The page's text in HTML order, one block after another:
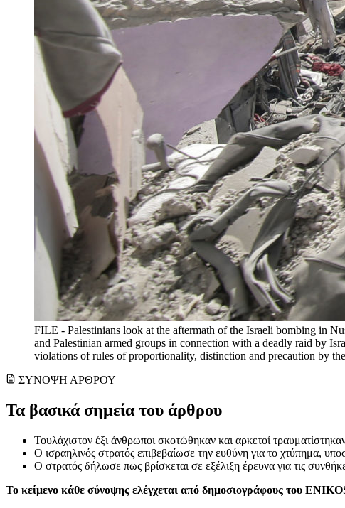
FILE - Palestinians look at the aftermath of the Israeli bombing in
and Palestinian armed groups in connection with a deadly raid by
violations of rules of proportionality, distinction and precaution by
ΣΥΝΟΨΗ ΑΡΘΡΟΥ
Τα βασικά σημεία του άρθρου
Τουλάχιστον έξι άνθρωποι σκοτώθηκαν και αρκετοί
Ο ισραηλινός στρατός επιβεβαίωσε την ευθύνη για το χτύπημα,
Ο στρατός δήλωσε πως βρίσκεται σε εξέλιξη έρευνα για τις
Το κείμενο κάθε σύνοψης ελέγχεται από δημοσιογράφους του